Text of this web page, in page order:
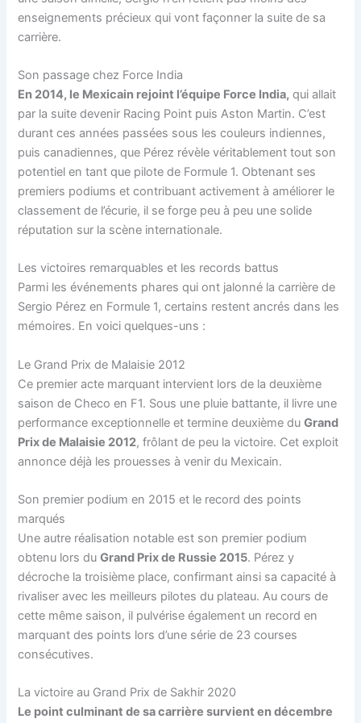
enseignements précieux qui vont façonner la suite de sa
carrière.
Son passage chez Force India
En 2014, le Mexicain rejoint l’équipe Force India, qui allait
par la suite devenir Racing Point puis Aston Martin. C’est
durant ces années passées sous les couleurs indiennes,
puis canadiennes, que Pérez révèle véritablement tout son
potentiel en tant que pilote de Formule 1. Obtenant ses
premiers podiums et contribuant activement à améliorer le
classement de l’écurie, il se forge peu à peu une solide
réputation sur la scène internationale.
Les victoires remarquables et les records battus
Parmi les événements phares qui ont jalonné la carrière de
Sergio Pérez en Formule 1, certains restent ancrés dans les
mémoires. En voici quelques-uns :
Le Grand Prix de Malaisie 2012
Ce premier acte marquant intervient lors de la deuxième
saison de Checo en F1. Sous une pluie battante, il livre une
performance exceptionnelle et termine deuxième duGrand
Prix de Malaisie 2012, frôlant de peu la victoire. Cet exploit
annonce déjà les prouesses à venir du Mexicain.
Son premier podium en 2015 et le record des points
marqués
Une autre réalisation notable est son premier podium
obtenu lors duGrand Prix de Russie 2015. Pérez y
décroche la troisième place, confirmant ainsi sa capacité à
rivaliser avec les meilleurs pilotes du plateau. Au cours de
cette même saison, il pulvérise également un record en
marquant des points lors d’une série de 23 courses
consécutives.
La victoire au Grand Prix de Sakhir 2020
Le point culminant de sa carrière survient en décembre